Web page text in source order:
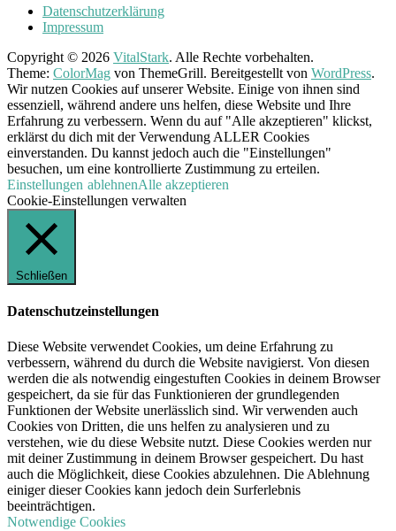
Datenschutzerklärung
Impressum
Copyright © 2026 VitalStark. Alle Rechte vorbehalten.
Theme: ColorMag von ThemeGrill. Bereitgestellt von WordPress.
Wir nutzen Cookies auf unserer Website. Einige von ihnen sind
essenziell, während andere uns helfen, diese Website und Ihre
Erfahrung zu verbessern. Wenn du auf "Alle akzeptieren" klickst,
erklärst du dich mit der Verwendung ALLER Cookies
einverstanden. Du kannst jedoch auch die "Einstellungen"
besuchen, um eine kontrollierte Zustimmung zu erteilen.
Einstellungen ablehnenAlle akzeptieren
Cookie-Einstellungen verwalten
Schließen
Datenschutzeinstellungen
Diese Website verwendet Cookies, um deine Erfahrung zu
verbessern, während du durch die Website navigierst. Von diesen
werden die als notwendig eingestuften Cookies in deinem Browser
gespeichert, da sie für das Funktionieren der grundlegenden
Funktionen der Website unerlässlich sind. Wir verwenden auch
Cookies von Dritten, die uns helfen zu analysieren und zu
verstehen, wie du diese Website nutzt. Diese Cookies werden nur
mit deiner Zustimmung in deinem Browser gespeichert. Du hast
auch die Möglichkeit, diese Cookies abzulehnen. Die Ablehnung
einiger dieser Cookies kann jedoch dein Surferlebnis
beeinträchtigen.
Notwendige Cookies